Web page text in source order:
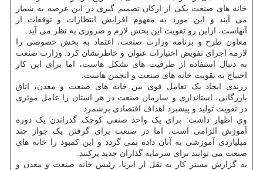
خانه های صنعت یکی از ارکان تصمیم گیری در این عرصه به شمار
می آیند و این مورد به مفهوم افزایش انتظارات و توقعات از
آنهاست، ازاین رو تقویت این بخش لازم و ضروری به نظر می آید.
معاون طرح و برنامه وزارت صنعت، اعتماد به بخش خصوصی را
لازمه اجرای تفویض اختیارات عنوان و خاطرنشان کرد: وزارت صنعت
به دنبال استفاده از ظرفیت های تشکل هاست، اما برای این کار
احتیاج به تقویت خانه های صنعت و انجمن هاست.
زرندی ایجاد یک تعامل قوی بین خانه های صنعت و معدن، اتاق
بازرگانی، استانداری و سازمان صنعت در هر استان را عامل موثری
در تقویت تولید و پیشبرد اهداف اقتصادی برشمرد.
وی اظهار داشت: برای یک واحد صنفی کوچک گذراندن یک دوره
آموزش الزامی است، اما در صنعت برای گرفتن یک جواز چند
میلیاردی آموزشی به آنان داده نمی گردد و این کمبود را خانه های
صنعت می توانند برای سرمایه گذاران جدید پرکنند.
به گزارش مستر کار به نقل از ایرنا، رئیس خانه صنعت و معدن و